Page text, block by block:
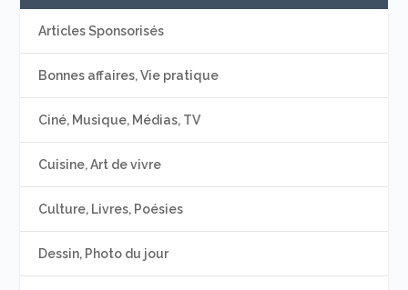
Articles Sponsorisés
Bonnes affaires, Vie pratique
Ciné, Musique, Médias, TV
Cuisine, Art de vivre
Culture, Livres, Poésies
Dessin, Photo du jour